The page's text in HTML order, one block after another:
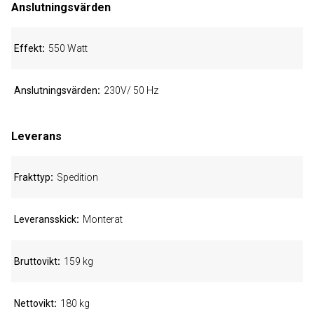
Anslutningsvärden
Effekt 550 Watt
Anslutningsvärden 230V/ 50 Hz
Leverans
Frakttyp Spedition
Leveransskick Monterat
Bruttovikt 159 kg
Nettovikt 180 kg